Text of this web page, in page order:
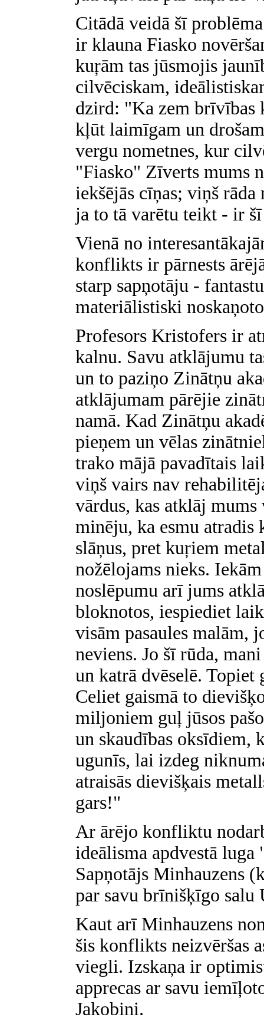
Citādā veidā šī
ir klauna Fiasko
kuŗām tas jūsmojis
cilvēciskam,
dzird: "Ka zem brīvības
kļūt laimīgam un
vergu nometnes, kur
"Fiasko" Zīverts mums
iekšējās cīņas; viņš rāda
ja to tā varētu teikt - ir
Vienā no
konflikts ir pārnests
starp sapņotāju -
materiālistiski
Profesors Kristofers ir
kalnu. Savu atklājumu
un to paziņo Zinātņu
atklājumam pārējie
namā. Kad Zinātņu
pieņem un vēlas
trako mājā pavadītais
viņš vairs nav
vārdus, kas atklāj
minēju, ka esmu atradis
slāņus, pret kuŗiem
nožēlojams nieks.
noslēpumu arī jums
bloknotos, iespiediet
visām pasaules malām,
neviens. Jo šī rūda,
un katrā dvēselē.
Celiet gaismā to
miljoniem guļ jūsos
un skaudības oksīdiem,
ugunīs, lai izdeg
atraisās dievišķais
gars!"
Ar ārējo konfliktu
ideālisma apdvestā
Sapņotājs Minhauzens
par savu brīnišķīgo
Kaut arī Minhauzens
šis konflikts neizvēršas
viegli. Izskaņa ir
apprecas ar savu
Jakobini.